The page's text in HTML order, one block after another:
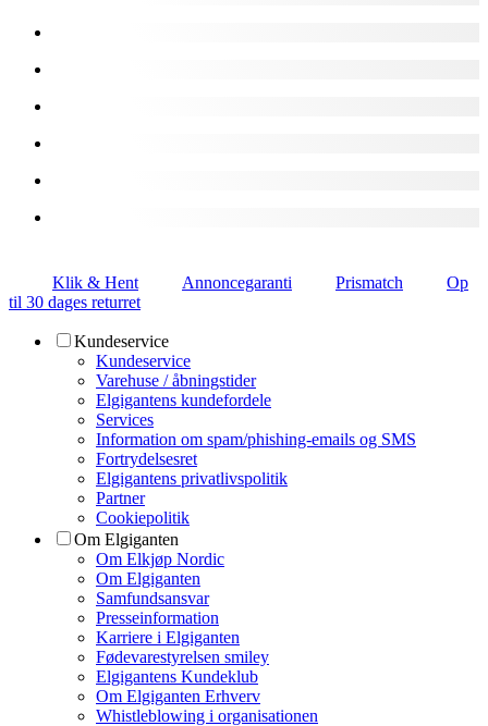
Klik & Hent Annoncegaranti Prismatch
Op
til 30 dages returret
Kundeservice
Kundeservice
Varehuse / åbningstider
Elgigantens kundefordele
Services
Information om spam/phishing-emails og SMS
Fortrydelsesret
Elgigantens privatlivspolitik
Partner
Cookiepolitik
Om Elgiganten
Om Elkjøp Nordic
Om Elgiganten
Samfundsansvar
Presseinformation
Karriere i Elgiganten
Fødevarestyrelsen smiley
Elgigantens Kundeklub
Om Elgiganten Erhverv
Whistleblowing i organisationen